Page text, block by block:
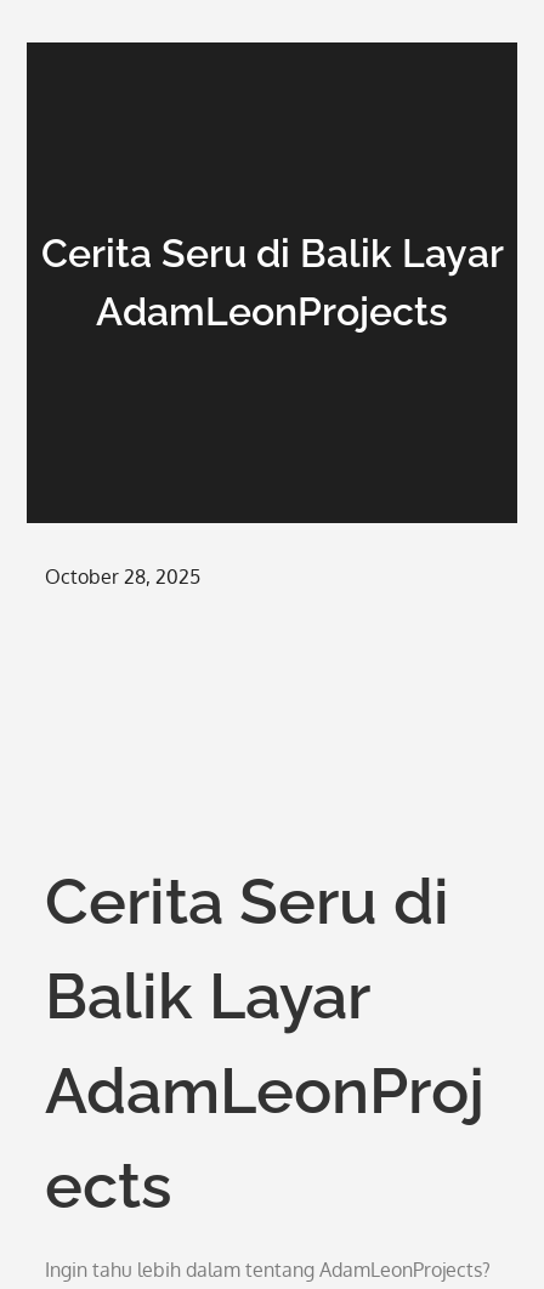
Cerita Seru di Balik Layar
AdamLeonProjects
Posted
October 28, 2025
Cerita Seru di
Balik Layar
AdamLeonProj
ects
Ingin tahu lebih dalam tentang AdamLeonProjects?